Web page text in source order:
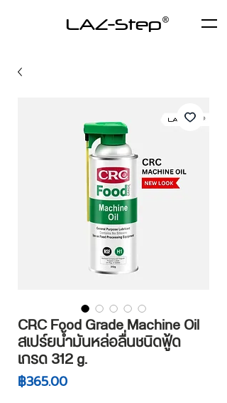
LAZ-Step
CRC Food Grade Machine Oil
สเปร์ยนํ้ามันหล่อลื่นชนิดฟู้ด
เกรด 312 g.
฿365.00ราคา